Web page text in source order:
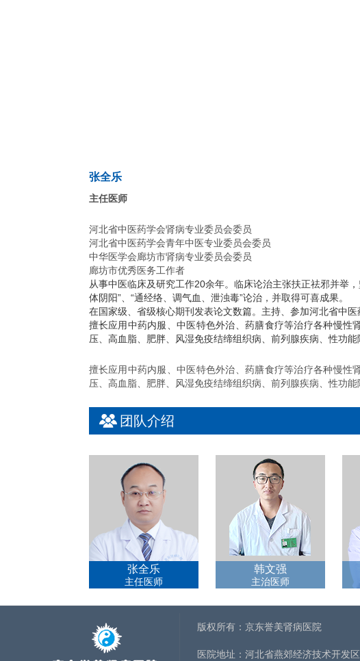
张全乐
主任医师
河北省中医药学会肾病专业委员会委员
河北省中医药学会青年中医专业委员会委员
中华医学会廊坊市肾病专业委员会委员
廊坊市优秀医务工作者
从事中医临床及研究工作20余年。临床论治主张扶正祛邪并举
体阴阳”、“通经络、调气血、泄浊毒”论治，并取得可喜成果。
在国家级、省级核心期刊发表论文数篇。主持、参加河北省中医
擅长应用中药内服、中医特色外治、药膳食疗等治疗各种慢
压、高血脂、肥胖、风湿免疫结缔组织病、前列腺疾病、性功
擅长应用中药内服、中医特色外治、药膳食疗等治疗各种慢
压、高血脂、肥胖、风湿免疫结缔组织病、前列腺疾病、性功
团队介绍
张全乐
主任医师
韩文强
主治医师
版权所有：京东誉美肾病医院
医院地址：河北省燕郊经济技术开发